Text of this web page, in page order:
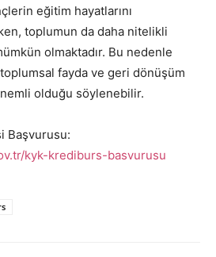
eğitim hayatlarını
toplumun da daha nitelikli
olmaktadır. Bu nedenle
fayda ve geri dönüşüm
olduğu söylenebilir.
Başvurusu:
kyk-krediburs-basvurusu